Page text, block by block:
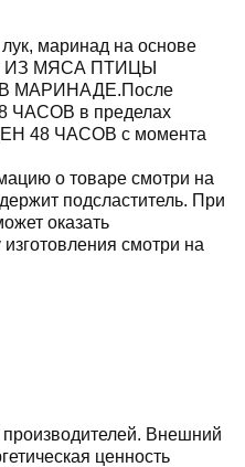
маринад на основе
ИЗ МЯСА ПТИЦЫ
МАРИНАДЕ.После
ЧАСОВ в пределах
48 ЧАСОВ с момента
о товаре смотри на
оказать
смотри на
производителей. Внешний
ценность